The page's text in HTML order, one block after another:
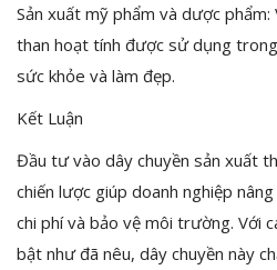
Sản xuất mỹ phẩm và dược
than hoạt tính được sử dụng
sức khỏe và làm đẹp.
Kết Luận
Đầu tư vào dây chuyền sản xuất
chiến lược giúp doanh nghiệp
chi phí và bảo vệ môi trường. Với
bật như đã nêu, dây chuyền này